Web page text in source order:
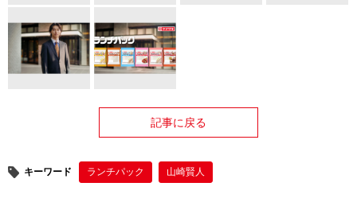
記事に戻る
キーワード ランチパック 山崎賢人